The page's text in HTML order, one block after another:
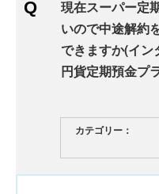
現在スーパー定
いので中途解約
できますか(イン
円貨定期預金プ
カテゴリー：